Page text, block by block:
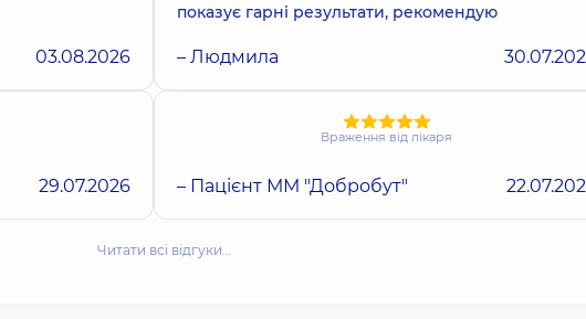
03.08.2026
показує гарні результати, рекомендую
– Людмила
29.07.2026
Враження від лікаря
– Пацієнт ММ "Добробут"
Читати всі відгуки…